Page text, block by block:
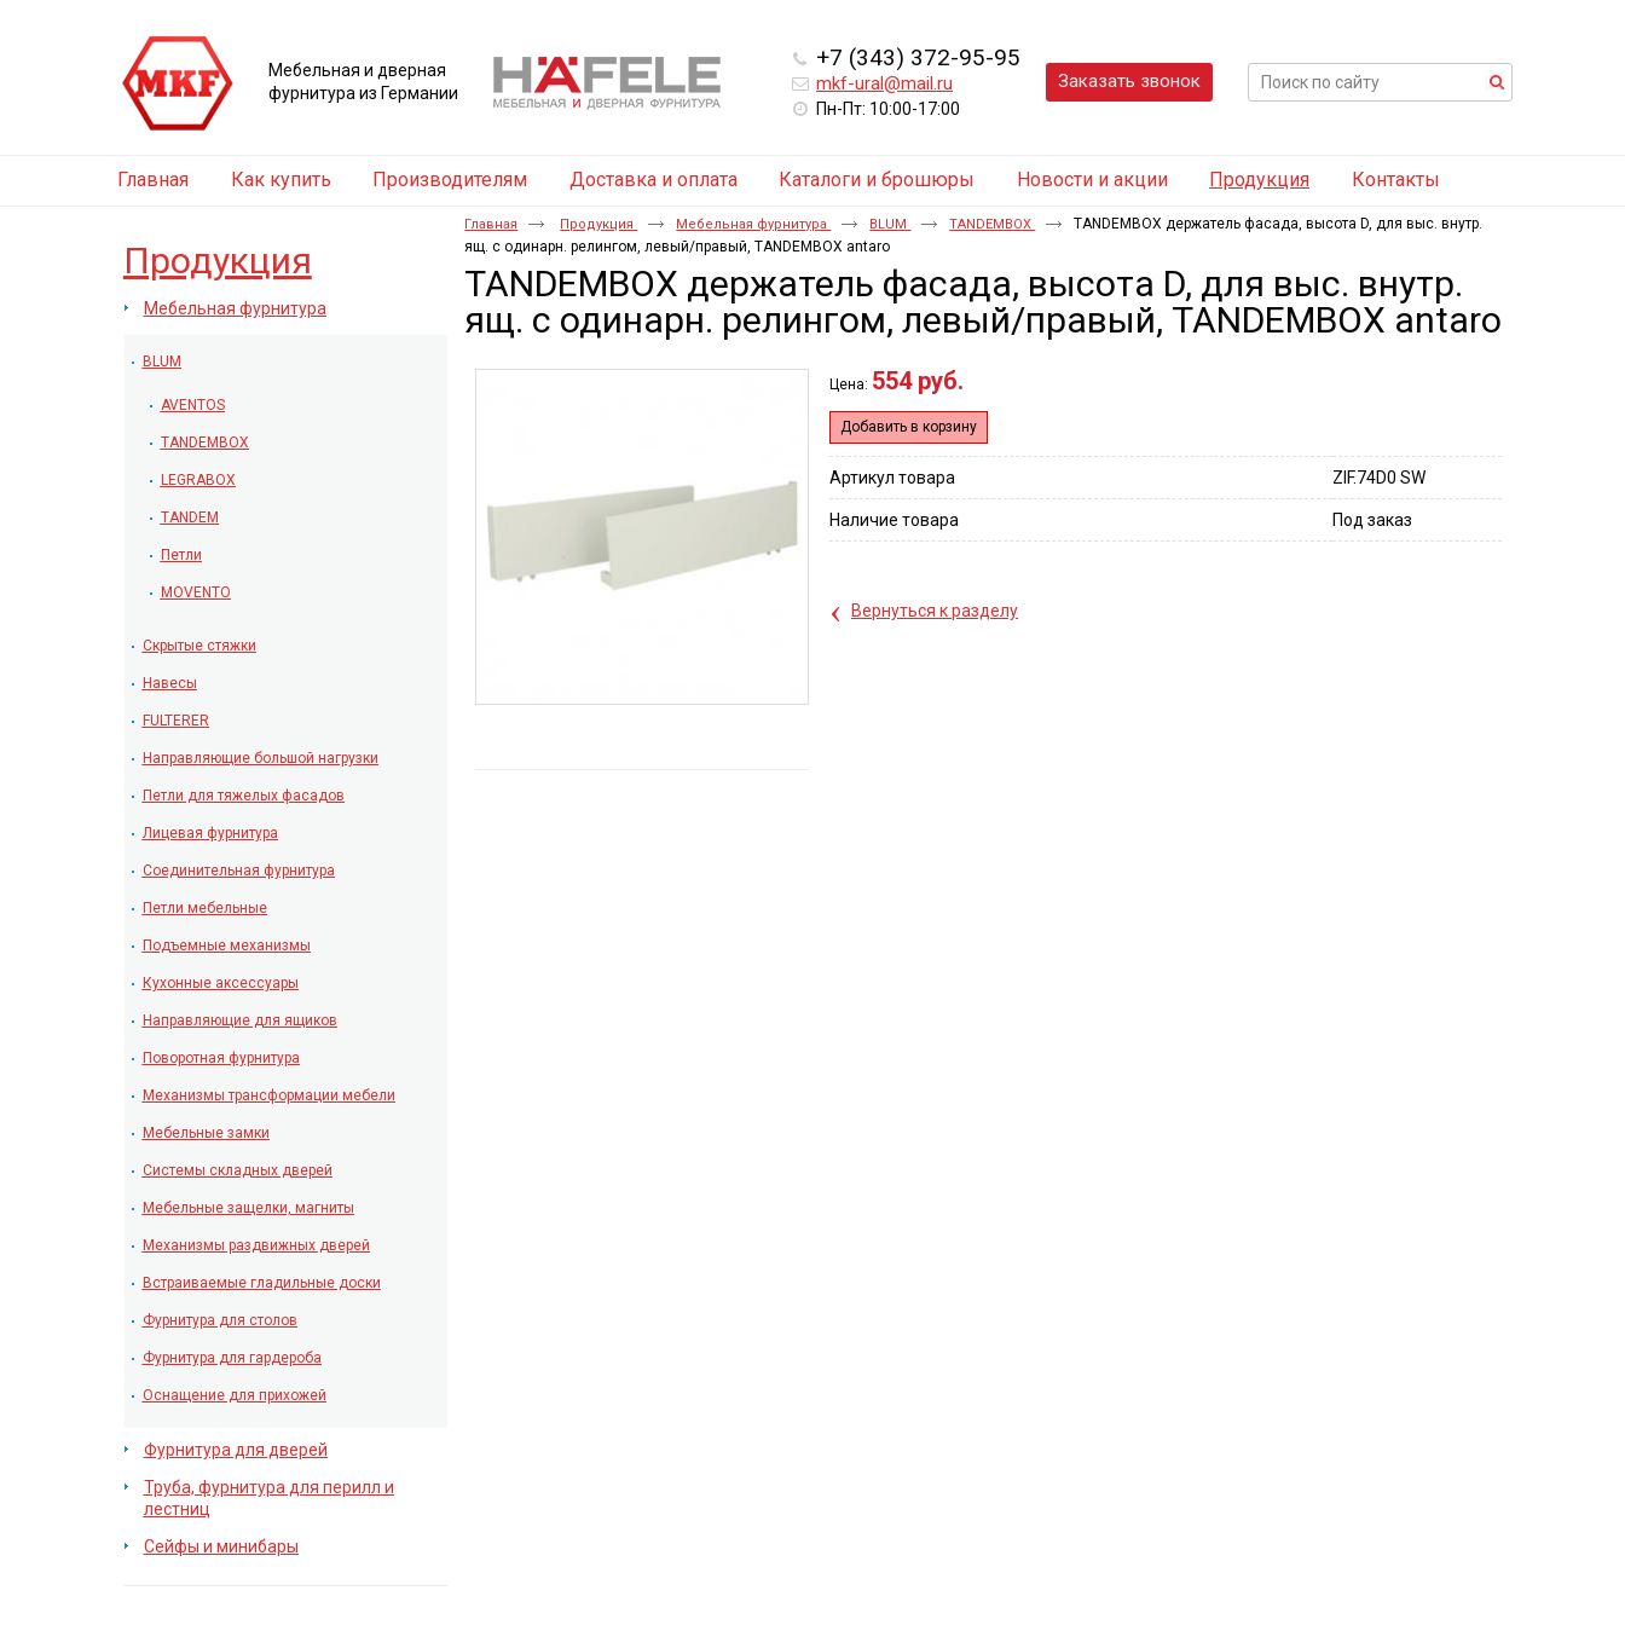
+7 (343) 372-95-95
mkf-ural@mail.ru
Пн-Пт: 10:00-17:00
Заказать звонок
Мебельная и дверная
фурнитура из Германии
Главная Как купить Производителям Доставка и оплата Каталоги и брошюры Новости и акции Продукция Контакты
Продукция
Мебельная фурнитура
BLUM
AVENTOS
TANDEMBOX
LEGRABOX
TANDEM
Петли
MOVENTO
Скрытые стяжки
Навесы
FULTERER
Направляющие большой нагрузки
Петли для тяжелых фасадов
Лицевая фурнитура
Соединительная фурнитура
Петли мебельные
Подъемные механизмы
Кухонные аксессуары
Направляющие для ящиков
Поворотная фурнитура
Механизмы трансформации мебели
Мебельные замки
Системы складных дверей
Мебельные защелки, магниты
Механизмы раздвижных дверей
Встраиваемые гладильные доски
Фурнитура для столов
Фурнитура для гардероба
Оснащение для прихожей
Фурнитура для дверей
Труба, фурнитура для перилл и
лестниц
Сейфы и минибары
Главная Продукция Мебельная фурнитура BLUM TANDEMBOX
TANDEMBOX держатель фасада, высота D, для выс. внутр.
ящ. с одинарн. релингом, левый/правый, TANDEMBOX antaro
TANDEMBOX держатель фасада, высота D, для выс. внутр.
ящ. с одинарн. релингом, левый/правый, TANDEMBOX antaro
Цена: 554 руб.
Добавить в корзину
Артикул товара ZIF.74D0 SW
Наличие товара Под заказ
‹ Вернуться к разделу